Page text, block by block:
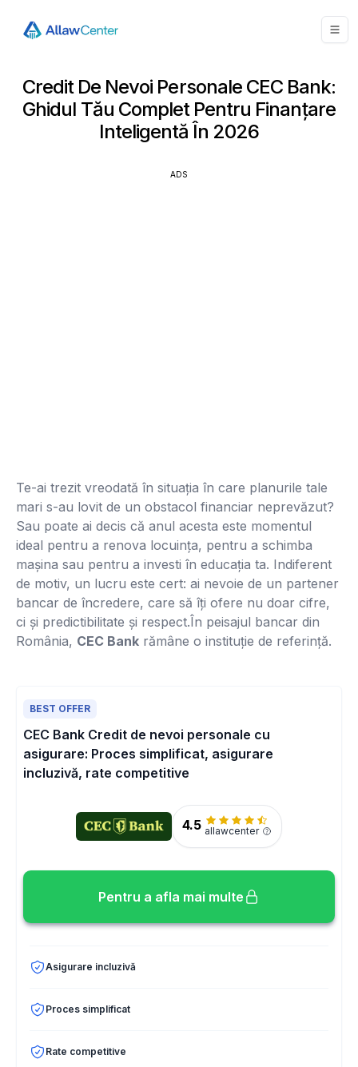
Credit De Nevoi Personale CEC Bank:
Ghidul Tău Complet Pentru Finanțare
Inteligentă În 2026
ADS
Te-ai trezit vreodată în situația în care planurile tale
mari s-au lovit de un obstacol financiar neprevăzut?
Sau poate ai decis că anul acesta este momentul
ideal pentru a renova locuința, pentru a schimba
mașina sau pentru a investi în educația ta. Indiferent
de motiv, un lucru este cert: ai nevoie de un partener
bancar de încredere, care să îți ofere nu doar cifre,
ci și predictibilitate și respect.În peisajul bancar din
România, CEC Bank rămâne o instituție de referință.
BEST OFFER
CEC Bank Credit de nevoi personale cu
asigurare: Proces simplificat, asigurare
incluzivă, rate competitive
4.5 allawcenter
Pentru a afla mai multe
Asigurare incluzivă
Proces simplificat
Rate competitive